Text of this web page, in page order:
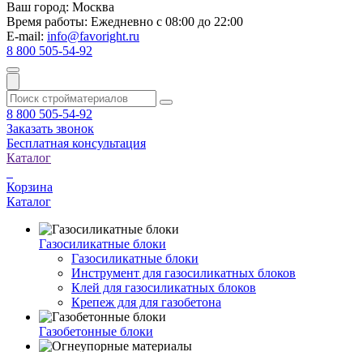
Ваш город: Москва
Время работы: Ежедневно с 08:00 до 22:00
E-mail: info@favoright.ru
8 800 505-54-92
8 800 505-54-92
Заказать звонок
Бесплатная консультация
Каталог
Корзина
Каталог
Газосиликатные блоки
Газосиликатные блоки
Инструмент для газосиликатных блоков
Клей для газосиликатных блоков
Крепеж для для газобетона
Газобетонные блоки